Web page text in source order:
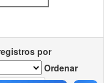
por
Ordenar